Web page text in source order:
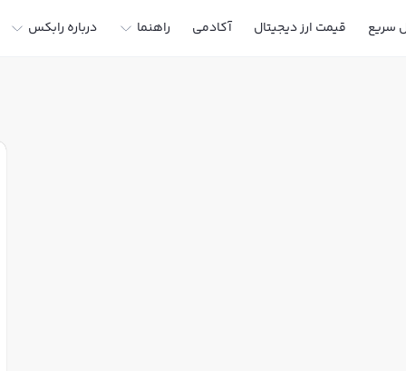
سریع قیمت ارز دیجیتال آکادمی راهنما درباره رابکس